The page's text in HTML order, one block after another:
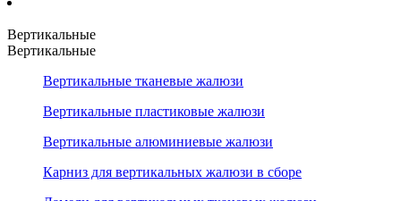
Вертикальные
Вертикальные
Вертикальные тканевые жалюзи
Вертикальные пластиковые жалюзи
Вертикальные алюминиевые жалюзи
Карниз для вертикальных жалюзи в сборе